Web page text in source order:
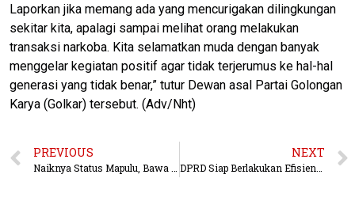
Laporkan jika memang ada yang mencurigakan dilingkungan
sekitar kita, apalagi sampai melihat orang melakukan
transaksi narkoba. Kita selamatkan muda dengan banyak
menggelar kegiatan positif agar tidak terjerumus ke hal-hal
generasi yang tidak benar,” tutur Dewan asal Partai Golongan
Karya (Golkar) tersebut. (Adv/Nht)
PREVIOUS NEXT